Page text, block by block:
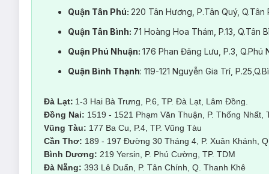
Quận Tân Phú: 220 Tân Hương, P.Tân Quý, Q.Tân
Quận Tân Bình: 71 Hoàng Hoa Thám, P.13, Q.Tân
Quận Phú Nhuận: 176 Phan Đăng Lưu, P.3, Q.Phú
Quận Bình Thạnh: 119-121 Nguyễn Gia Trí,
Đà Lạt: 1-3 Hai Bà Trưng, P.6, TP. Đà Lạt, Lâm Đồng.
Đồng Nai: 1519 - 1521 Phạm Văn Thuận, P. Thống Nhất,
Vũng Tàu: 177 Ba Cu, P.4, TP. Vũng Tàu
Cần Thơ: 189 - 197 Đường 30 Tháng 4, P. Xuân Khánh,
Bình Dương: 219 Yersin, P. Phú Cường, TP. TDM
Đà Nẵng: 393 Lê Duẩn, P. Tân Chính, Q. Thanh